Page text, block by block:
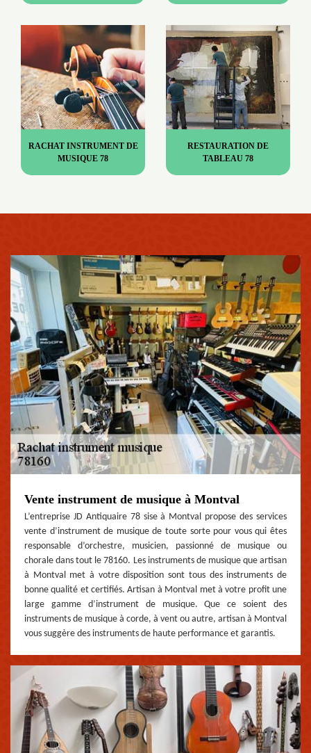
RACHAT INSTRUMENT DE
MUSIQUE 78
RESTAURATION DE
TABLEAU 78
Vente instrument de musique à Montval
L’entreprise JD Antiquaire 78 sise à Montval propose des services
vente d’instrument de musique de toute sorte pour vous qui êtes
responsable d’orchestre, musicien, passionné de musique ou
chorale dans tout le 78160. Les instruments de musique que artisan
à Montval met à votre disposition sont tous des instruments de
bonne qualité et certifiés. Artisan à Montval met à votre profit une
large gamme d’instrument de musique. Que ce soient des
instruments de musique à corde, à vent ou autre, artisan à Montval
vous suggère des instruments de haute performance et garantis.